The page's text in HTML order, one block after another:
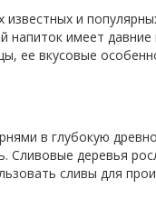
и
имеет давние
ее вкусовые
в глубокую
Сливовые деревья
сливы для